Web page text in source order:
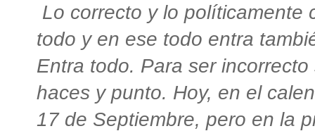
Lo correcto ylo políticamente
todo y en ese todo entra
Entra todo. Para ser
haces y punto. Hoy, en el
17 de Septiembre, pero en la